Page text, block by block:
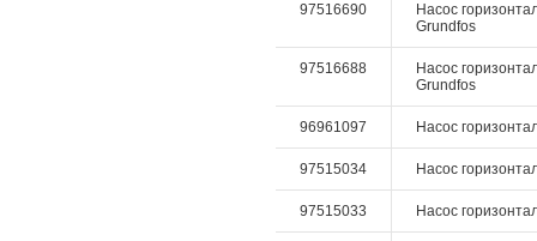
97516690
Насос
Grundfos
97516688
Насос
Grundfos
96961097 Насос
97515034 Насос
97515033 Насос